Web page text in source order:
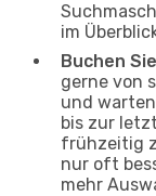
im
Buchen
gerne von
und
bis zur
frühzeitig
nur oft
mehr